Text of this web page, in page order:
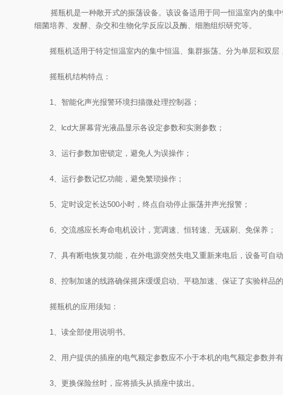
摇瓶机是一种敞开式的振荡设备。该设备适用于同一恒温室内的集中
细菌培养、发酵、杂交和生物化学反应以及酶、细胞组织研究等。
摇瓶机适用于特定恒温室内的集中恒温、集群振荡。分为单层和双层
摇瓶机结构特点：
1、智能化声光报警环境扫描微处理控制器；
2、lcd大屏幕背光液晶显示各设定参数和实测参数；
3、运行参数加密锁定，避免人为误操作；
4、运行参数记忆功能，避免繁琐操作；
5、定时设定长达500小时，终点自动停止振荡并声光报警；
6、交流感应长寿命电机设计，宽调速、恒转速、无碳刷、免保养；
7、具有断电恢复功能，在外电源突然失电又重新来电后，设备可自动
8、控制加速的线路确保摇床缓缓启动、平稳加速、保证了实验样品的
摇瓶机的应用须知：
1、读全部使用说明书。
2、用户提供的插座的电气额定参数应不小于本机的电气额定参数并有
3、更换保险丝时，应将插头从插座中拔出。